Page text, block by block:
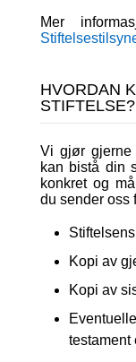
Mer
HVORDAN
STIFTELSE?
Vi gjør gjerne
kan bistå din
konkret og
du sender oss
Kopi av
Kopi av
testament